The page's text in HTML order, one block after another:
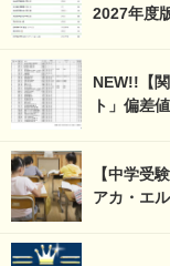
2027年度
NEW!!【
ト」偏差
【中学受
アカ・エ